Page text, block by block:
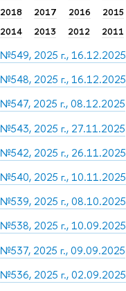
2018
2017 2016
2015
2014
2013 2012 2011
№549, 2025 г., 16.12.2025
№548, 2025 г., 16.12.2025
№547, 2025 г., 08.12.2025
№543, 2025 г., 27.11.2025
№542, 2025 г., 26.11.2025
№540, 2025 г., 10.11.2025
№539, 2025 г., 08.10.2025
№538, 2025 г., 10.09.2025
№537, 2025 г., 09.09.2025
№536, 2025 г., 02.09.2025